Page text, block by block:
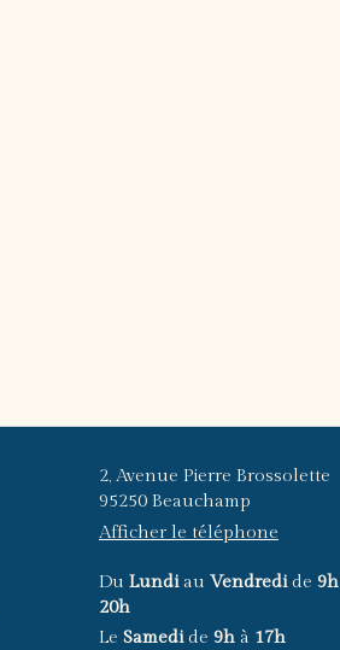
2, Avenue Pierre Brossolette
95250 Beauchamp
Afficher le téléphone
Du Lundiau Vendredide 9h
20h
Le Samedide 9h à 17h